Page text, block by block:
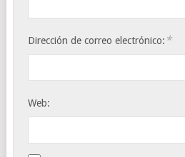
Dirección de correo electrónico: *
Web: